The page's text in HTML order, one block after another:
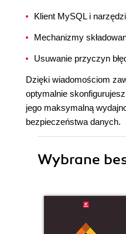
Klient MySQL i
Mechanizmy
Usuwanie przyczyn
Dzięki wiadomościom
optymalnie
jego maksymalną
bezpieczeństwa danych.
Wybrane